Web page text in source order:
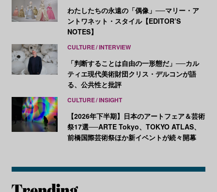
わたしたちの永遠の「偶像」──マリー・ア
ントワネット・スタイル【EDITOR’S
NOTES】
CULTURE INTERVIEW
「判断することは自由の一形態だ」──カル
ティエ現代美術財団クリス・デルコンが語
る、公共性と批評
CULTURE INSIGHT
【2026年下半期】日本のアートフェア＆芸術
祭17選──ARTE Tokyo、TOKYO ATLAS、
前橋国際芸術祭ほか新イベントが続々開幕